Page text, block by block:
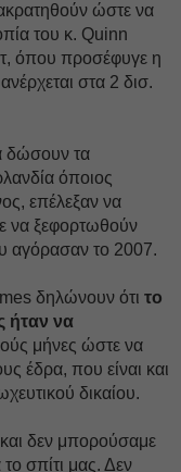
ώστε να
του κ. Quinn
όπου προσέφυγε η
στα 2 δισ.
δώσουν τα
όποιος
επέλεξαν να
να ξεφορτωθούν
αγόρασαν το 2007.
δηλώνουν ότι το
ήταν να
μήνες ώστε να
έδρα, που είναι και
δικαίου.
δεν μπορούσαμε
σπίτι μας. Δεν